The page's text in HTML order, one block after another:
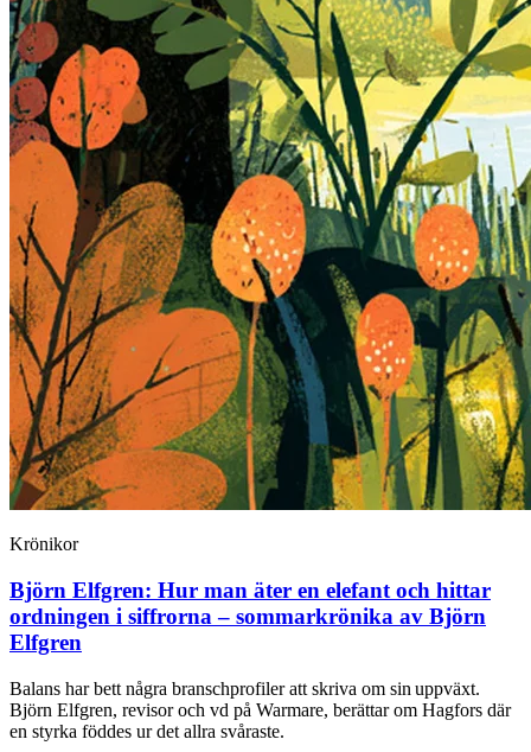
Krönikor
Björn Elfgren: Hur man äter en elefant och hittar
ordningen i siffrorna – sommarkrönika av Björn
Elfgren
Balans har bett några branschprofiler att skriva om sin uppväxt.
Björn Elfgren, revisor och vd på Warmare, berättar om Hagfors där
en styrka föddes ur det allra svåraste.